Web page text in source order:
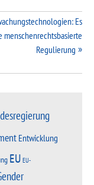
Es
menschenrechtsbasierte
Regulierung
Entwicklung
EU EU-